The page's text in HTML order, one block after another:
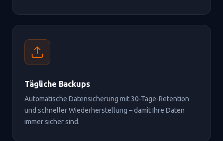
Tägliche Backups
Automatische Datensicherung mit 30-Tage-Retention
und schneller Wiederherstellung – damit Ihre Daten
immer sicher sind.